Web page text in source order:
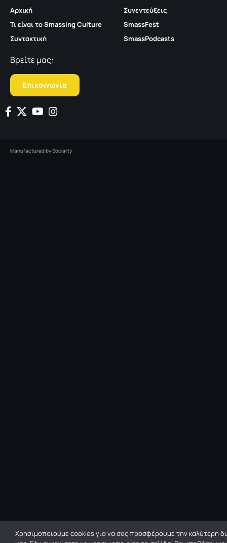
Αρχική
Τι είναι το Smassing Culture
Συντακτική
Συνεντεύξεις
SmassFest
SmassPodcasts
Βρείτε μας:
Επικοινωνία
Manufactured bySociality
Χρησιμοποιούμε cookies για να σας προσφέρουμε την καλύτερη